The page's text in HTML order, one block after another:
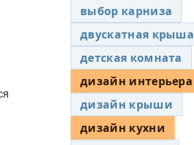
выбор карниза
двускатная крыша
детская комната
дизайн интерьера
дизайн крыши
дизайн кухни